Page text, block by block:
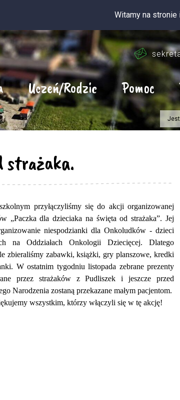
Witamy na stronie
Uczeń/Rodzic Pomoc
strażaka.
przyłączyliśmy się do akcji organizowanej
„Paczka dla dzieciaka na święta od strażaka”. Jej
niespodzianki dla Onkoludków - dzieci
na Oddziałach Onkologii Dziecięcej. Dlatego
zbieraliśmy zabawki, książki, gry planszowe, kredki
W ostatnim tygodniu listopada zebrane prezenty
przez strażaków z Pudliszek i jeszcze przed
Narodzenia zostaną przekazane małym pacjentom.
wszystkim, którzy włączyli się w tę akcję!